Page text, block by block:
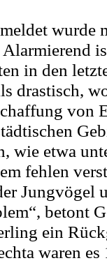
wurde
in den
drastisch,
von
wie etwa
fehlen
Jungvögel
betont
ein
waren